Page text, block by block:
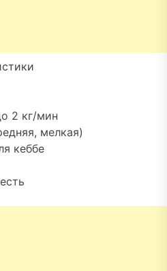
2 кг/мин
мелкая)
кеббе